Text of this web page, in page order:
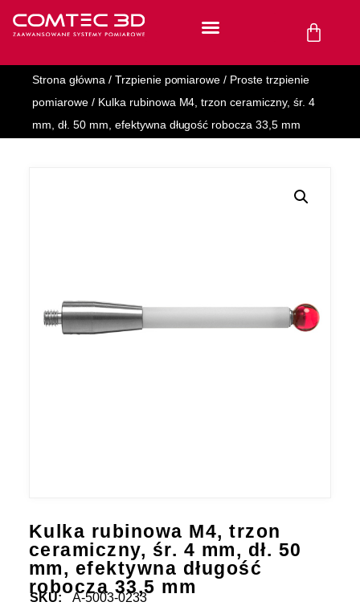
Strona główna/ Trzpienie pomiarowe / Proste trzpienie
pomiarowe / Kulka rubinowa M4, trzon ceramiczny, śr. 4
mm, dł. 50 mm, efektywna długość robocza 33,5 mm
Kulka rubinowa M4, trzon
ceramiczny, śr. 4 mm, dł. 50
mm, efektywna długość
robocza 33,5 mm
SKU: A-5003-0233